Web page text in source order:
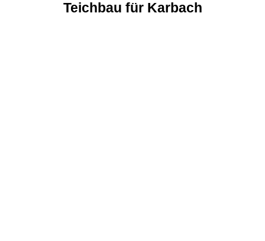
Teichbau für Karbach